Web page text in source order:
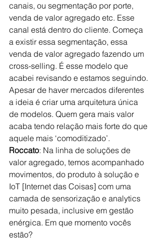
canais, ou segmentação por porte,
venda de valor agregado etc. Esse
canal está dentro do cliente. Começa
a existir essa segmentação, essa
venda de valor agregado fazendo um
cross-selling. É esse modelo que
acabei revisando e estamos seguindo.
Apesar de haver mercados diferentes
a ideia é criar uma arquitetura única
de modelos. Quem gera mais valor
acaba tendo relação mais forte do que
aquele mais ‘comoditizado’.
Roccato: Na linha de soluções de
valor agregado, temos acompanhado
movimentos, do produto à solução e
IoT [Internet das Coisas] com uma
camada de sensorização e analytics
muito pesada, inclusive em gestão
enérgica. Em que momento vocês
estão?